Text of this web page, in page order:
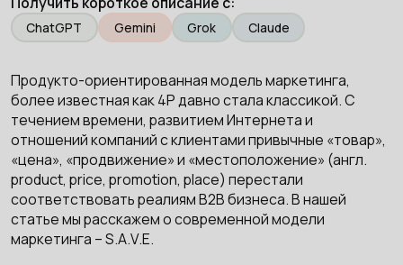
ChatGPT Gemini Grok Claude
Продукто-ориентированная модель маркетинга,
более известная как 4P давно стала классикой. С
течением времени, развитием Интернета и
отношений компаний с клиентами привычные «товар»,
«цена», «продвижение» и «местоположение» (англ.
product, price, promotion, place) перестали
соответствовать реалиям B2B бизнеса. В нашей
статье мы расскажем о современной модели
маркетинга – S.A.V.E.